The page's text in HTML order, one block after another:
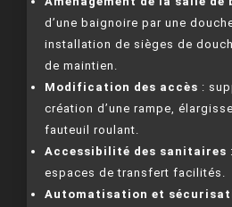
d’une baignoire par une
installation de sièges de
de maintien.
Modification des accès :
création d’une rampe,
fauteuil roulant.
Accessibilité des sanitaires
espaces de transfert facilités.
Automatisation et